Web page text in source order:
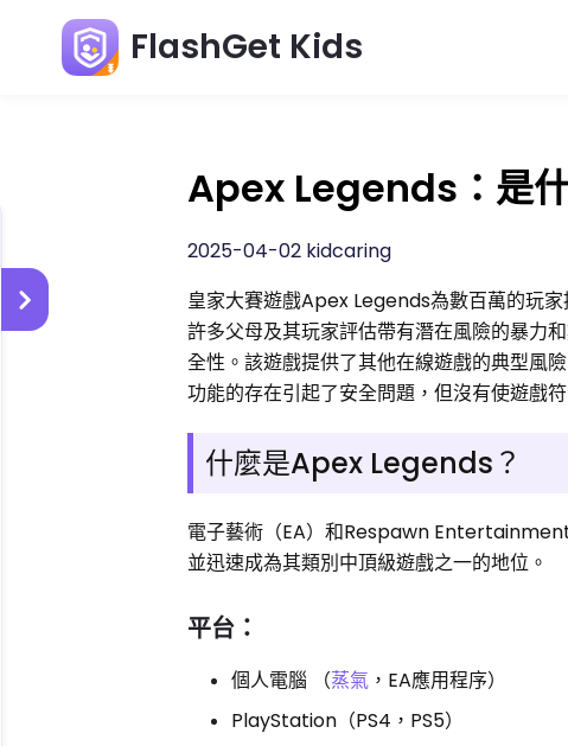
FlashGet Kids
Apex Legends：是
2025-04-02 kidcaring
皇家大賽遊戲Apex Legends為數百萬的玩
許多父母及其玩家評估帶有潛在風險的暴力
全性。該遊戲提供了其他在線遊戲的典型風
功能的存在引起了安全問題，但沒有使遊戲
什麼是Apex Legends？
電子藝術（EA）和Respawn
並迅速成為其類別中頂級遊戲之一的地位。
平台：
個人電腦 （蒸氣 ，EA應用程序）
PlayStation（PS4，PS5）